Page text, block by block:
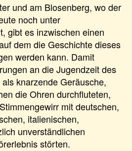
und am Blosenberg, wo der
noch unter
gibt es inzwischen einen
dem die Geschichte dieses
werden kann. Damit
an die Jugendzeit des
knarzende Geräusche,
die Ohren durchfluteten,
mit deutschen,
italienischen,
unverständlichen
störten.